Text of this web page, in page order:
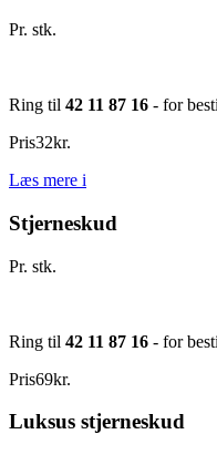
Pr. stk.
Ring til 42 11 87 16 - for
Pris32kr.
Læs mere i
Stjerneskud
Pr. stk.
Ring til 42 11 87 16 - for
Pris69kr.
Luksus stjerneskud